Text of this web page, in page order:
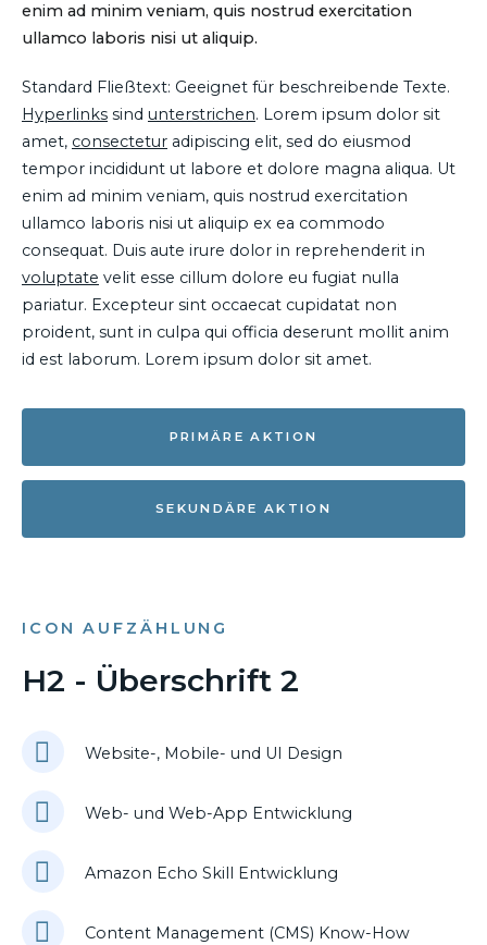
enim ad minim veniam, quis nostrud exercitation
ullamco laboris nisi ut aliquip.
Standard Fließtext: Geeignet für beschreibende Texte.
Hyperlinks sind unterstrichen. Lorem ipsum dolor sit
amet, consectetur adipiscing elit, sed do eiusmod
tempor incididunt ut labore et dolore magna aliqua. Ut
enim ad minim veniam, quis nostrud exercitation
ullamco laboris nisi ut aliquip ex ea commodo
consequat. Duis aute irure dolor in reprehenderit in
voluptate velit esse cillum dolore eu fugiat nulla
pariatur. Excepteur sint occaecat cupidatat non
proident, sunt in culpa qui officia deserunt mollit anim
id est laborum. Lorem ipsum dolor sit amet.
PRIMÄRE AKTION
SEKUNDÄRE AKTION
ICON AUFZÄHLUNG
H2 - Überschrift 2
Website-, Mobile- und UI Design
Web- und Web-App Entwicklung
Amazon Echo Skill Entwicklung
Content Management (CMS) Know-How